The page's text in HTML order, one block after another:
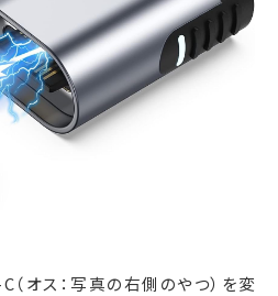
オス：写真の右側のやつ）を変